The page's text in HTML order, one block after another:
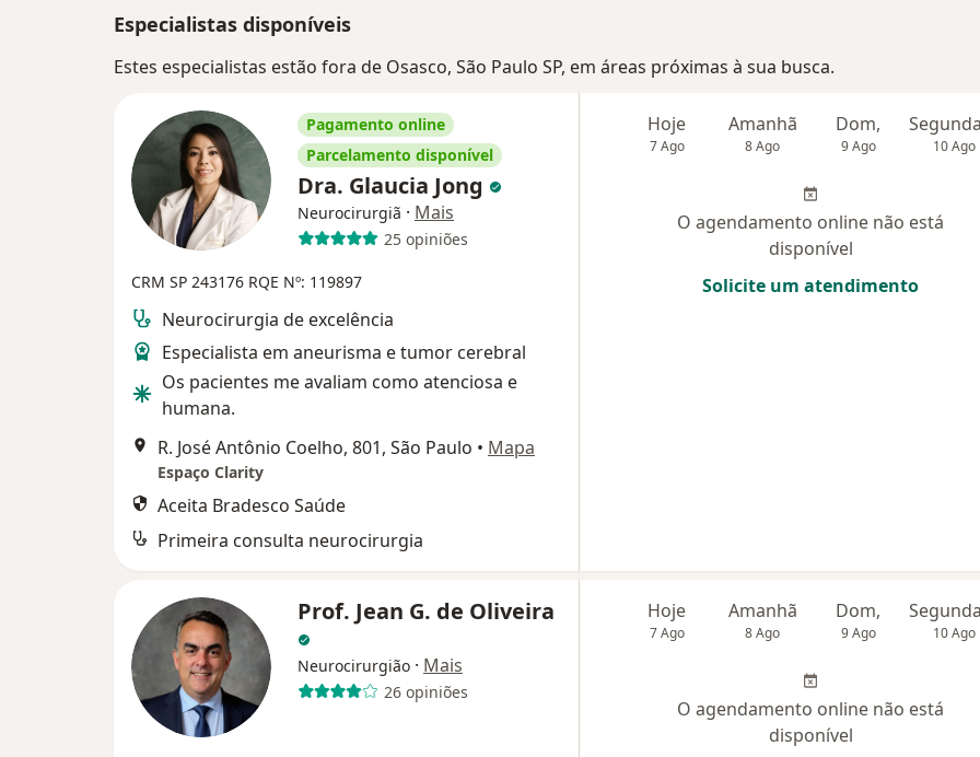
Especialistas disponíveis
Estes especialistas estão fora de Osasco, São Paulo SP, em áreas próximas à sua busca.
Pagamento online
Parcelamento disponível
Dra. Glaucia Jong
Neurocirurgiã · Mais
25 opiniões
CRM SP 243176 RQE Nº: 119897
Neurocirurgia de excelência
Especialista em aneurisma e tumor cerebral
Os pacientes me avaliam como atenciosa e
humana.
R. José Antônio Coelho, 801, São Paulo • Mapa
Espaço Clarity
Aceita Bradesco Saúde
Primeira consulta neurocirurgia
Hoje
7 Ago
Amanhã
8 Ago
Dom,
9 Ago 10 Ago
O agendamento online não está
disponível
Solicite um atendimento
Prof. Jean G. de Oliveira
Neurocirurgião · Mais
26 opiniões
Hoje
7 Ago
Amanhã
8 Ago
Dom,
9 Ago 10 Ago
O agendamento online não está
disponível